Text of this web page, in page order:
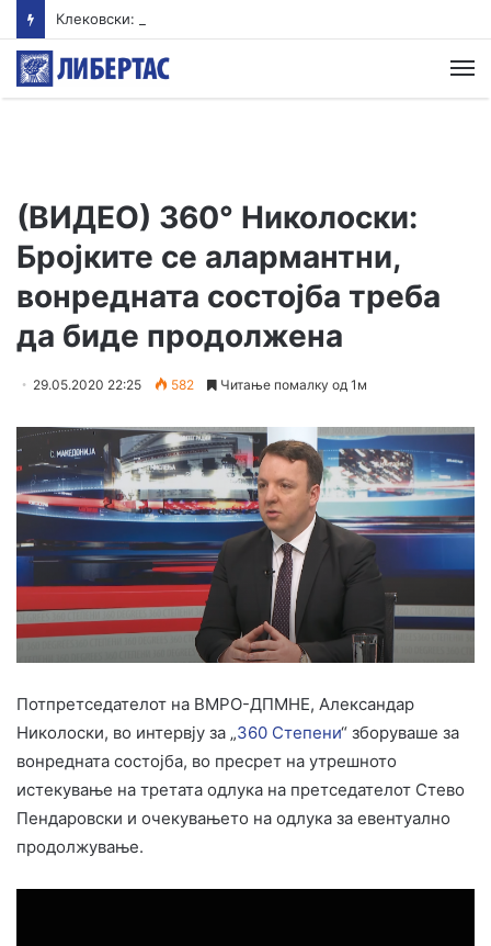
(ВИДЕО) 360° Николоски:
Бројките се алармантни,
вонредната состојба треба
да биде продолжена
29.05.2020 22:25 582 Читање помалку од 1м
Потпретседателот на ВМРО-ДПМНЕ, Александар
Николоски, во интервју за „360 Степени“ зборуваше за
вонредната состојба, во пресрет на утрешното
истекување на третата одлука на претседателот Стево
Пендаровски и очекувањето на одлука за евентуално
продолжување.